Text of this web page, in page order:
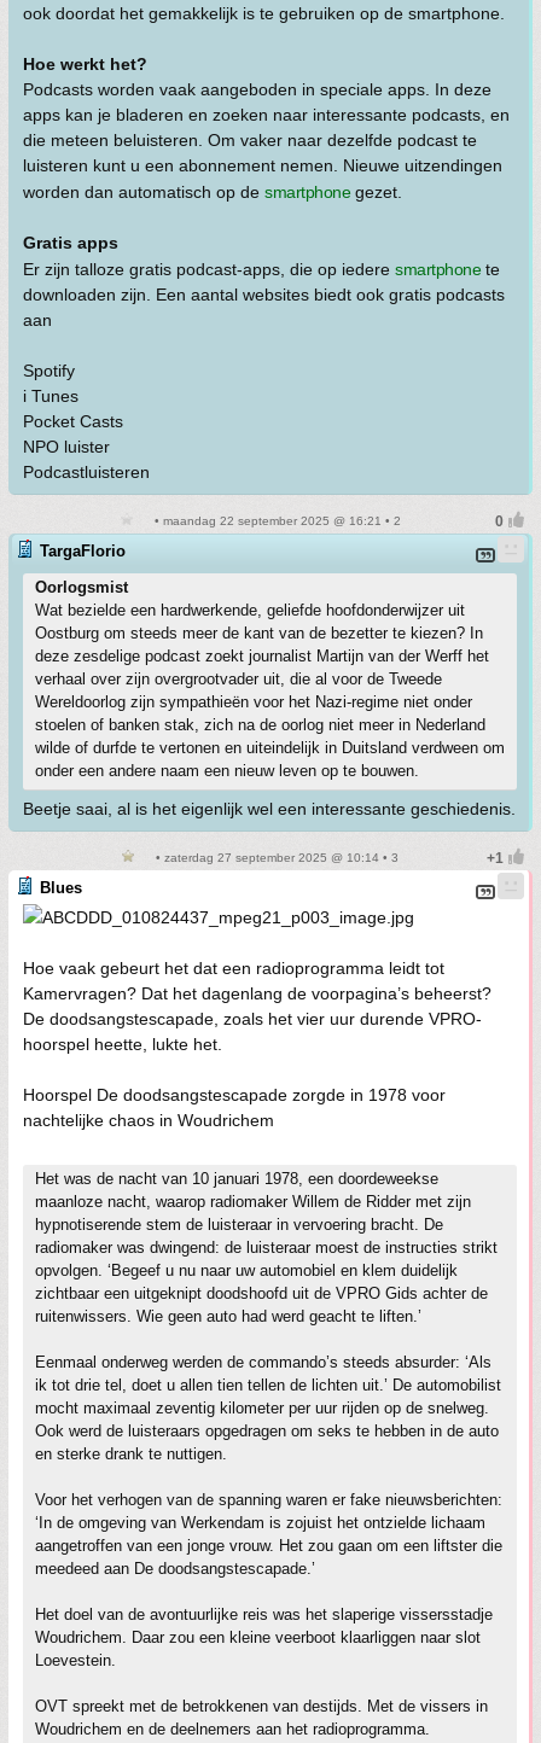
ook doordat het gemakkelijk is te gebruiken op de smartphone.
Hoe werkt het?
Podcasts worden vaak aangeboden in speciale apps. In deze
apps kan je bladeren en zoeken naar interessante podcasts, en
die meteen beluisteren. Om vaker naar dezelfde podcast te
luisteren kunt u een abonnement nemen. Nieuwe uitzendingen
worden dan automatisch op de smartphonegezet.
Gratis apps
Er zijn talloze gratis podcast-apps, die op iedere smartphonete
downloaden zijn. Een aantal websites biedt ook gratis podcasts
aan
Spotify
i Tunes
Pocket Casts
NPO luister
Podcastluisteren
• maandag 22 september 2025 @ 16:21 • 2
TargaFlorio
Oorlogsmist
Wat bezielde een hardwerkende, geliefde hoofdonderwijzer uit
Oostburg om steeds meer de kant van de bezetter te kiezen? In
deze zesdelige podcast zoekt journalist Martijn van der Werff het
verhaal over zijn overgrootvader uit, die al voor de Tweede
Wereldoorlog zijn sympathieën voor het Nazi-regime niet onder
stoelen of banken stak, zich na de oorlog niet meer in Nederland
wilde of durfde te vertonen en uiteindelijk in Duitsland verdween om
onder een andere naam een nieuw leven op te bouwen.
Beetje saai, al is het eigenlijk wel een interessante geschiedenis.
• zaterdag 27 september 2025 @ 10:14 • 3
Blues
Hoe vaak gebeurt het dat een radioprogramma leidt tot
Kamervragen? Dat het dagenlang de voorpagina’s beheerst?
De doodsangstescapade, zoals het vier uur durende VPRO-
hoorspel heette, lukte het.
Hoorspel De doodsangstescapade zorgde in 1978 voor
nachtelijke chaos in Woudrichem
Het was de nacht van 10 januari 1978, een doordeweekse
maanloze nacht, waarop radiomaker Willem de Ridder met zijn
hypnotiserende stem de luisteraar in vervoering bracht. De
radiomaker was dwingend: de luisteraar moest de instructies strikt
opvolgen. ‘Begeef u nu naar uw automobiel en klem duidelijk
zichtbaar een uitgeknipt doodshoofd uit de VPRO Gids achter de
ruitenwissers. Wie geen auto had werd geacht te liften.’
Eenmaal onderweg werden de commando’s steeds absurder: ‘Als
ik tot drie tel, doet u allen tien tellen de lichten uit.’ De automobilist
mocht maximaal zeventig kilometer per uur rijden op de snelweg.
Ook werd de luisteraars opgedragen om seks te hebben in de auto
en sterke drank te nuttigen.
Voor het verhogen van de spanning waren er fake nieuwsberichten:
‘In de omgeving van Werkendam is zojuist het ontzielde lichaam
aangetroffen van een jonge vrouw. Het zou gaan om een liftster die
meedeed aan De doodsangstescapade.’
Het doel van de avontuurlijke reis was het slaperige vissersstadje
Woudrichem. Daar zou een kleine veerboot klaarliggen naar slot
Loevestein.
OVT spreekt met de betrokkenen van destijds. Met de vissers in
Woudrichem en de deelnemers aan het radioprogramma.